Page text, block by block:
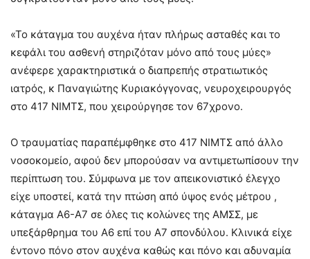
«Το κάταγμα του αυχένα ήταν πλήρως ασταθές και το
κεφάλι του ασθενή στηριζόταν μόνο από τους μύες»
ανέφερε χαρακτηριστικά ο διαπρεπής στρατιωτικός
ιατρός, κ Παναγιώτης Κυριακόγγονας, νευροχειρουργός
στο 417 ΝΙΜΤΣ, που χειρούργησε τον 67χρονο.
Ο τραυματίας παραπέμφθηκε στο 417 ΝΙΜΤΣ από άλλο
νοσοκομείο, αφού δεν μπορούσαν να αντιμετωπίσουν την
περίπτωση του. Σύμφωνα με τον απεικονιστικό έλεγχο
είχε υποστεί, κατά την πτώση από ύψος ενός μέτρου ,
κάταγμα Α6-Α7 σε όλες τις κολώνες της ΑΜΣΣ, με
υπεξάρθρημα του Α6 επί του Α7 σπονδύλου. Κλινικά είχε
έντονο πόνο στον αυχένα καθώς και πόνο και αδυναμία